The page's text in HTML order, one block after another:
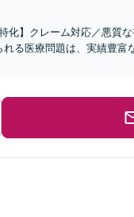
化】クレーム対応／悪質
れる医療問題は、実績豊